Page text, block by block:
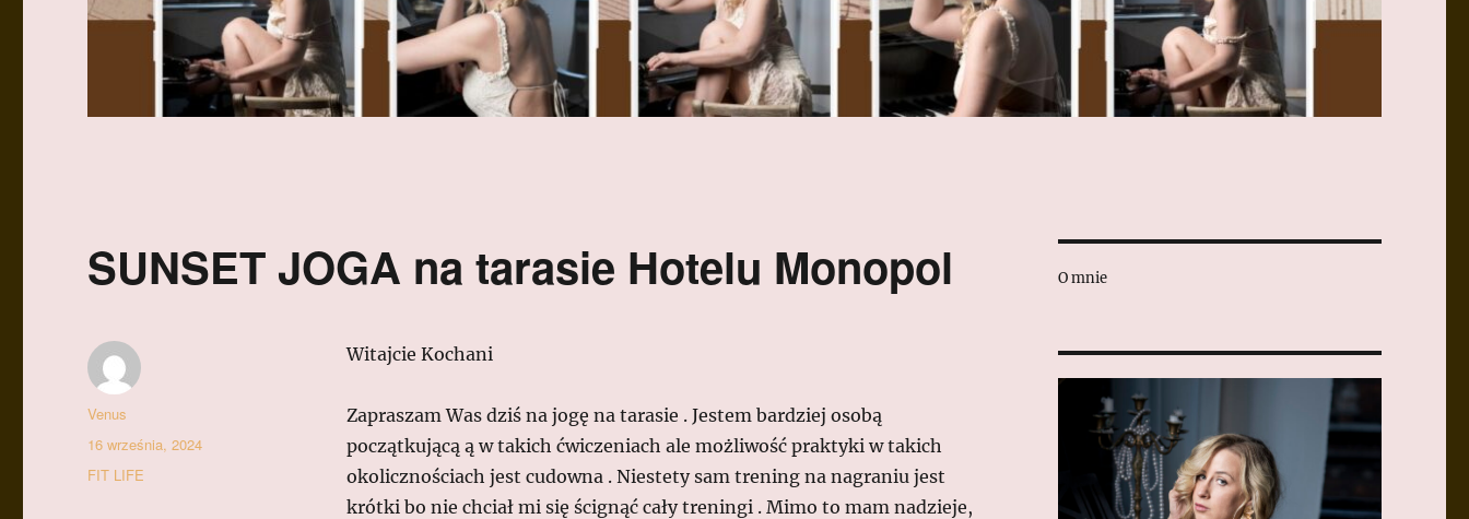
SUNSET JOGA na tarasie Hotelu Monopol
Witajcie Kochani
Zapraszam Was dziś na jogę na tarasie . Jestem bardziej osobą
początkującą ą w takich ćwiczeniach ale możliwość praktyki w takich
okolicznościach jest cudowna . Niestety sam trening na nagraniu jest
krótki bo nie chciał mi się ścignąć cały treningi . Mimo to mam nadzieje,
Autor
Venus
Data
publikacji
16 września, 2024
Kategorie
FIT LIFE
O mnie